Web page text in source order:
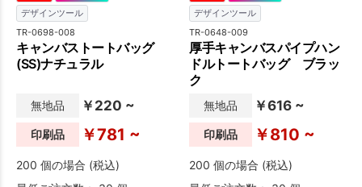
デザインツール
TR-0698-008
キャンバストートバッグ
(SS)ナチュラル
無地品 ￥220 ~
印刷品 ￥781 ~
200 個の場合 (税込)
デザインツール
TR-0648-009
厚手キャンバスパイプハン
ドルトートバッグ ブラッ
ク
無地品 ￥616 ~
印刷品 ￥810 ~
200 個の場合 (税込)